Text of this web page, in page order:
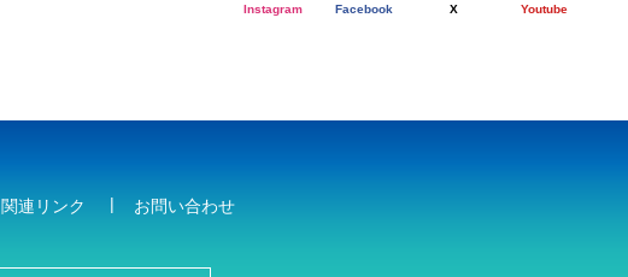
Instagram Facebook X Youtube
関連リンク お問い合わせ